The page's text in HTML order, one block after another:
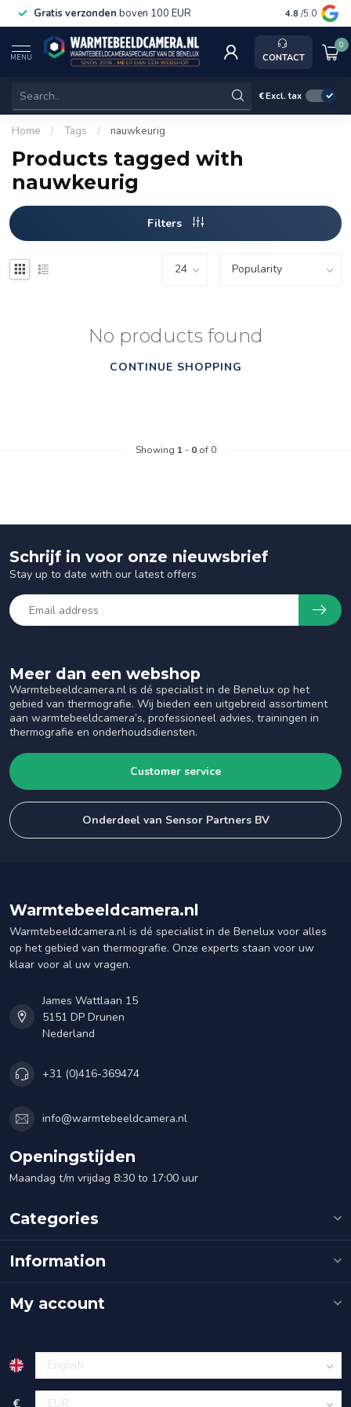
Gratis verzonden boven 100 EUR Service,
4.8 /5.0
MENU CONTACT
0
€Excl. tax
Home / Tags / nauwkeurig
Products tagged with
nauwkeurig
Filters
No products found
CONTINUE SHOPPING
Showing 1- 0of 0
Meer dan een webshop
Warmtebeeldcamera.nl is dé specialist in de Benelux op het
gebied van thermografie. Wij bieden een uitgebreid assortiment
aan warmtebeeldcamera’s, professioneel advies, trainingen in
thermografie en onderhoudsdiensten.
Customer service
Onderdeel van Sensor Partners BV
Schrijf in voor onze nieuwsbrief
Stay up to date with our latest offers
Warmtebeeldcamera.nl
Warmtebeeldcamera.nl is dé specialist in de Benelux voor alles
op het gebied van thermografie. Onze experts staan voor uw
klaar voor al uw vragen.
James Wattlaan 15
5151 DP Drunen
Nederland
+31 (0)416-369474
info@warmtebeeldcamera.nl
Openingstijden
Maandag t/m vrijdag 8:30 to 17:00 uur
Categories
Information
My account
€